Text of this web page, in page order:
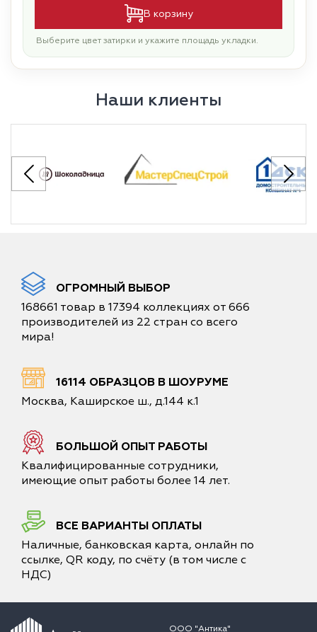
В корзину
Выберите цвет затирки и укажите площадь укладки.
Наши клиенты
ОГРОМНЫЙ ВЫБОР
168661 товар в 17394 коллекциях от 666
производителей из 22 стран со всего
мира!
16114 ОБРАЗЦОВ В ШОУРУМЕ
Москва, Каширское ш., д.144 к.1
БОЛЬШОЙ ОПЫТ РАБОТЫ
Квалифицированные сотрудники,
имеющие опыт работы более 14 лет.
ВСЕ ВАРИАНТЫ ОПЛАТЫ
Наличные, банковская карта, онлайн по
ссылке, QR коду, по счёту (в том числе с
НДС)
ООО "Антика"